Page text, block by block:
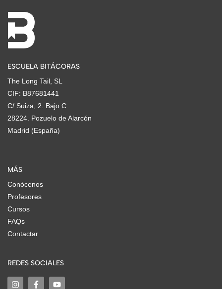
ESCUELA BITÁCORAS
The Long Tail, SL
CIF: B87681441
C/ Suiza, 2. Bajo C
28224. Pozuelo de Alarcón
Madrid (España)
MÁS
Conócenos
Profesores
Cursos
FAQs
Contactar
REDES SOCIALES